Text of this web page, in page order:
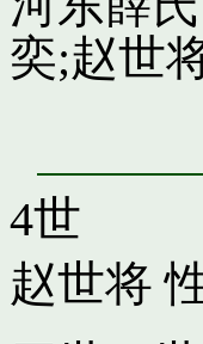
奕;赵世
4世
赵世将